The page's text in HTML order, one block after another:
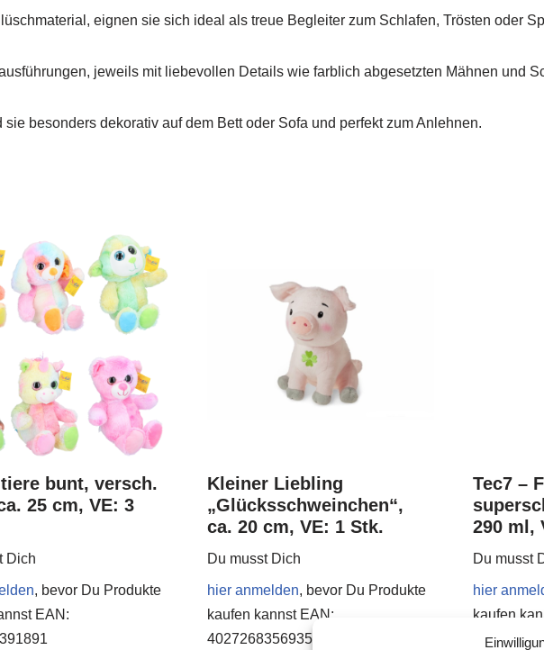
eignen sie sich ideal als treue Begleiter zum Schlafen, Trösten oder
jeweils mit liebevollen Details wie farblich abgesetzten Mähnen und
besonders dekorativ auf dem Bett oder Sofa und perfekt zum Anlehnen.
bunt, versch.
25 cm, VE: 3
Dich
, bevor Du Produkte
EAN:
Kleiner Liebling
„Glücksschweinchen“,
ca. 20 cm, VE: 1 Stk.
Du musst Dich
hier anmelden, bevor Du Produkte
kaufen kannst EAN:
4027268356935
Tec7 –
290 ml,
Du musst
hier
kaufen